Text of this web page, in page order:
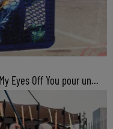
Eyes Off You pour un...